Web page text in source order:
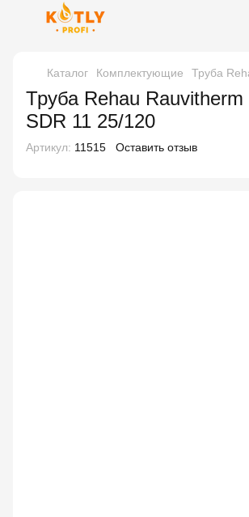
Каталог Комплектующие Труба
Труба Rehau Rauvitherm
SDR 11 25/120
Артикул: 11515 Оставить отзыв